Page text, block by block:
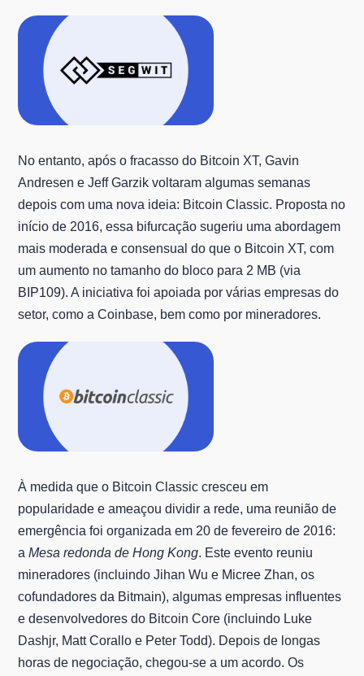
No entanto, após o fracasso do Bitcoin XT, Gavin
Andresen e Jeff Garzik voltaram algumas semanas
depois com uma nova ideia: Bitcoin Classic. Proposta no
início de 2016, essa bifurcação sugeriu uma abordagem
mais moderada e consensual do que o Bitcoin XT, com
um aumento no tamanho do bloco para 2 MB (via
BIP109). A iniciativa foi apoiada por várias empresas do
setor, como a Coinbase, bem como por mineradores.
À medida que o Bitcoin Classic cresceu em
popularidade e ameaçou dividir a rede, uma reunião de
emergência foi organizada em 20 de fevereiro de 2016:
aMesa redonda de Hong Kong. Este evento reuniu
mineradores (incluindo Jihan Wu e Micree Zhan, os
cofundadores da Bitmain), algumas empresas influentes
e desenvolvedores do Bitcoin Core (incluindo Luke
Dashjr, Matt Corallo e Peter Todd). Depois de longas
horas de negociação, chegou-se a um acordo. Os